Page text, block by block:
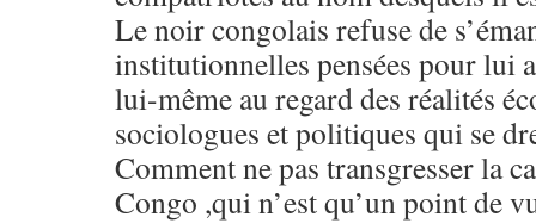
Le noir congolais refuse de
institutionnelles pensées pour lui
lui-même au regard des réalités
sociologues et politiques qui se
Comment ne pas transgresser la
Congo ,qui n’est qu’un point de